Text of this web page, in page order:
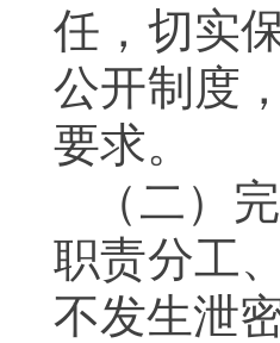
任， 切实
公开制度 ，
要求。
（二）
职责分工
不发生泄